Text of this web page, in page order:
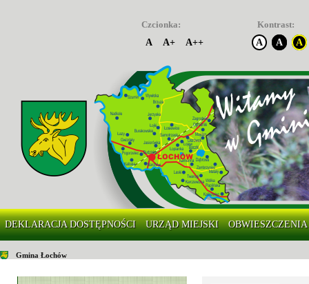
Czcionka:
A
A+ A++
Kontrast:
A
A A
DEKLARACJA DOSTĘPNOŚCI URZĄD MIEJSKI OBWIESZCZENIA
Gmina Łochów